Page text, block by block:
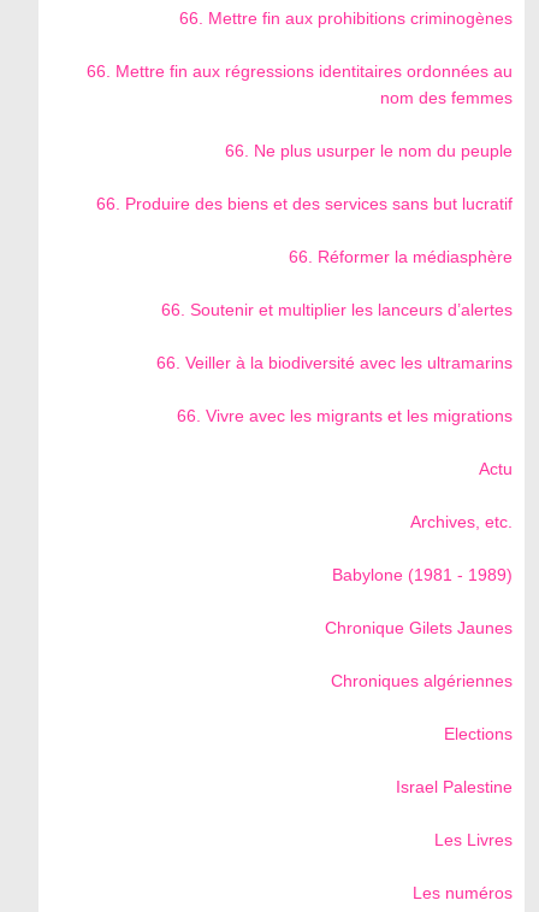
66. Mettre fin aux prohibitions criminogènes
66. Mettre fin aux régressions identitaires ordonnées au
nom des femmes
66. Ne plus usurper le nom du peuple
66. Produire des biens et des services sans but lucratif
66. Réformer la médiasphère
66. Soutenir et multiplier les lanceurs d’alertes
66. Veiller à la biodiversité avec les ultramarins
66. Vivre avec les migrants et les migrations
Actu
Archives, etc.
Babylone (1981 - 1989)
Chronique Gilets Jaunes
Chroniques algériennes
Elections
Israel Palestine
Les Livres
Les numéros